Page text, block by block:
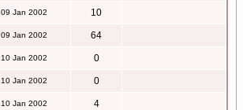
09 Jan 2002 10
09 Jan 2002 64
10 Jan 2002 0
10 Jan 2002 0
10 Jan 2002 4